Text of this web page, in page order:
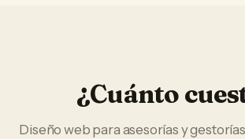
¿Cuánto
Diseño web paraasesorías y gestorías